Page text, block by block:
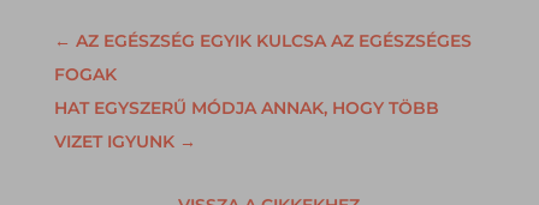
← AZ EGÉSZSÉG EGYIK KULCSA AZ EGÉSZSÉGES
FOGAK
HAT EGYSZERŰ MÓDJA ANNAK, HOGY TÖBB
VIZET IGYUNK→